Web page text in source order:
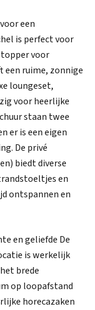
een
is perfect voor
voor
ruime, zonnige
loungeset,
voor heerlijke
staan twee
er is een eigen
De privé
biedt diverse
en
ontspannen en
en geliefde De
is werkelijk
brede
op loopafstand
horecazaken